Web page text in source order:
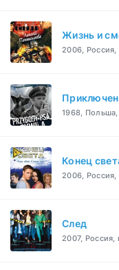
Жизнь и
2006,
1968,
Конец
2006,
След
2007, Россия,